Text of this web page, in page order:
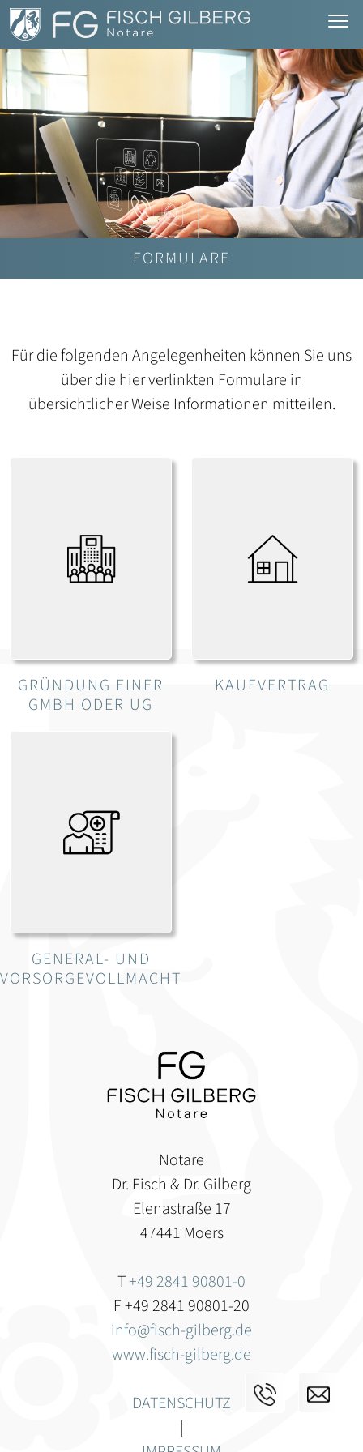
FORMULARE
Für die folgenden Angelegenheiten können Sie uns
über die hier verlinkten Formulare in
übersichtlicher Weise Informationen mitteilen.
GRÜNDUNG EINER
GMBH ODER UG
KAUFVERTRAG
GENERAL- UND
VORSORGEVOLLMACHT
Notare
Dr. Fisch & Dr. Gilberg
Elenastraße 17
47441 Moers
T+49 2841 90801-0
F +49 2841 90801-20
info@fisch-gilberg.de
www.fisch-gilberg.de
DATENSCHUTZ
|